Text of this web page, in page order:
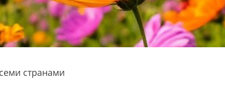
странами